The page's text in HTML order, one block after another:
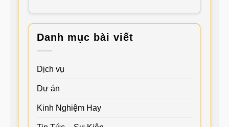
Danh mục bài viết
Dịch vụ
Dự án
Kinh Nghiệm Hay